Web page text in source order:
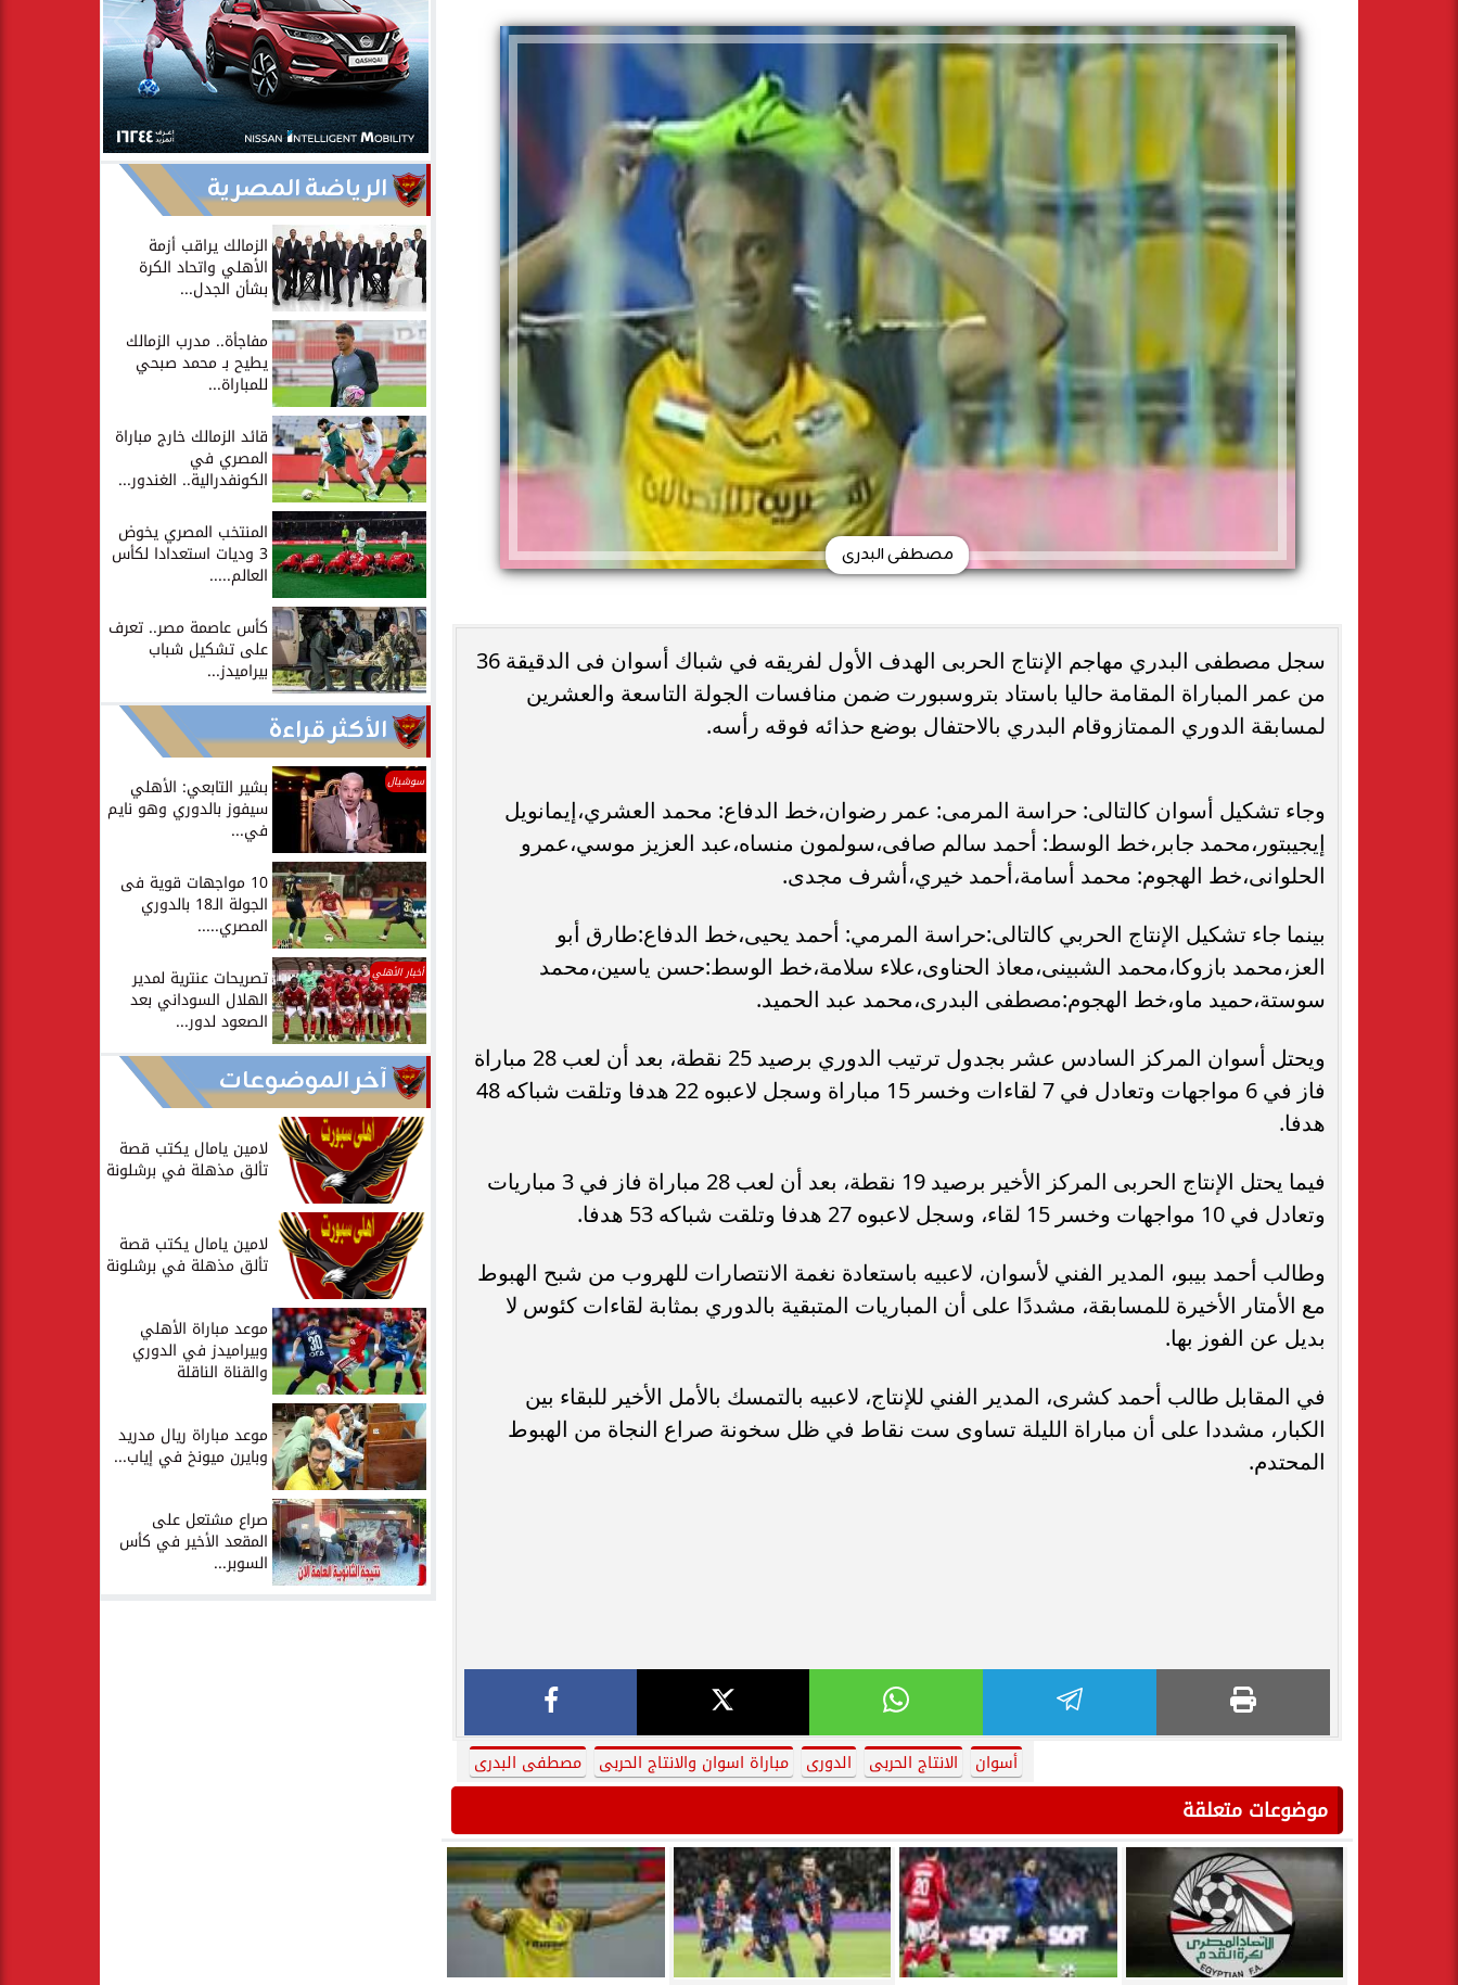
مصطفى البدرى
سجل مصطفى البدري مهاجم الإنتاج الحربى الهدف الأول لفريقه في شباك أسوان فى الدقيقة 36
من عمر المباراة المقامة حاليا باستاد بتروسبورت ضمن منافسات الجولة التاسعة والعشرين
لمسابقة الدوري الممتازوقام البدري بالاحتفال بوضع حذائه فوقه رأسه.
وجاء تشكيل أسوان كالتالى: حراسة المرمى: عمر رضوان،خط الدفاع: محمد العشري،إيمانويل
إيجيبتور،محمد جابر،خط الوسط: أحمد سالم صافى،سولمون منساه،عبد العزيز موسي،عمرو
الحلوانى،خط الهجوم: محمد أسامة،أحمد خيري،أشرف مجدى.
بينما جاء تشكيل الإنتاج الحربي كالتالى:حراسة المرمي: أحمد يحيى،خط الدفاع:طارق أبو
العز،محمد بازوكا،محمد الشبينى،معاذ الحناوى،علاء سلامة،خط الوسط:حسن ياسين،محمد
سوستة،حميد ماو،خط الهجوم:مصطفى البدرى،محمد عبد الحميد.
ويحتل أسوان المركز السادس عشر بجدول ترتيب الدوري برصيد 25 نقطة، بعد أن لعب 28 مباراة
فاز في 6 مواجهات وتعادل في 7 لقاءات وخسر 15 مباراة وسجل لاعبوه 22 هدفا وتلقت شباكه 48
هدفا.
فيما يحتل الإنتاج الحربى المركز الأخير برصيد 19 نقطة، بعد أن لعب 28 مباراة فاز في 3 مباريات
وتعادل في 10 مواجهات وخسر 15 لقاء، وسجل لاعبوه 27 هدفا وتلقت شباكه 53 هدفا.
وطالب أحمد بيبو، المدير الفني لأسوان، لاعبيه باستعادة نغمة الانتصارات للهروب من شبح الهبوط
مع الأمتار الأخيرة للمسابقة، مشددًا على أن المباريات المتبقية بالدوري بمثابة لقاءات كئوس لا
بديل عن الفوز بها.
في المقابل طالب أحمد كشرى، المدير الفني للإنتاج، لاعبيه بالتمسك بالأمل الأخير للبقاء بين
الكبار، مشددا على أن مباراة الليلة تساوى ست نقاط في ظل سخونة صراع النجاة من الهبوط
المحتدم.
أسوان الانتاج الحربى الدورى مباراة اسوان والانتاج الحربى مصطفى البدرى
موضوعات متعلقة
الرياضة المصرية
الزمالك يراقب أزمة
الأهلي واتحاد الكرة
بشأن الجدل...
مفاجأة.. مدرب الزمالك
يطيح بـ محمد صبحي
للمباراة...
قائد الزمالك خارج مباراة
المصري في
الكونفدرالية.. الغندور...
المنتخب المصري يخوض
3 وديات استعدادا لكأس
العالم.....
كأس عاصمة مصر.. تعرف
على تشكيل شباب
بيراميدز...
الأكثر قراءة
سوشيال بشير التابعي: الأهلي
سيفوز بالدوري وهو نايم
في...
10 مواجهات قوية فى
الجولة الـ18 بالدوري
المصري.....
أخبار الأهلي تصريحات عنترية لمدير
الهلال السوداني بعد
الصعود لدور...
آخر الموضوعات
لامين يامال يكتب قصة
تألق مذهلة في برشلونة
لامين يامال يكتب قصة
تألق مذهلة في برشلونة
موعد مباراة الأهلي
وبيراميدز في الدوري
والقناة الناقلة
موعد مباراة ريال مدريد
وبايرن ميونخ في إياب...
صراع مشتعل على
المقعد الأخير في كأس
السوبر...